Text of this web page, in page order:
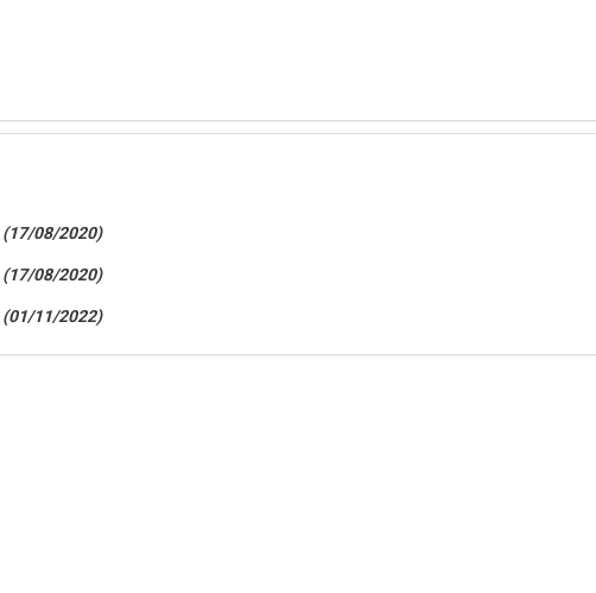
(17/08/2020)
(17/08/2020)
(01/11/2022)